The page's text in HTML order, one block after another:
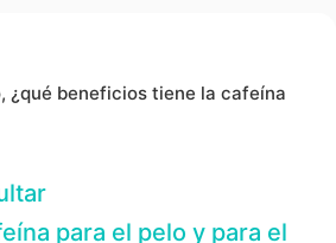
¿qué beneficios tiene la cafeína
para el pelo y para el